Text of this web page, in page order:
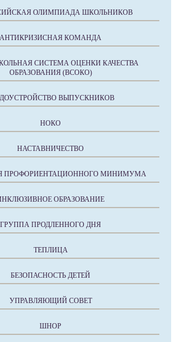
ОЛИМПИАДА ШКОЛЬНИКОВ
АНТИКРИЗИСНАЯ КОМАНДА
СИСТЕМА ОЦЕНКИ КАЧЕСТВА
ОБРАЗОВАНИЯ (ВСОКО)
ВЫПУСКНИКОВ
НОКО
НАСТАВНИЧЕСТВО
ПРОФОРИЕНТАЦИОННОГО МИНИМУМА
ОБРАЗОВАНИЕ
ГРУППА ПРОДЛЕННОГО ДНЯ
ТЕПЛИЦА
БЕЗОПАСНОСТЬ ДЕТЕЙ
УПРАВЛЯЮЩИЙ СОВЕТ
ШНОР